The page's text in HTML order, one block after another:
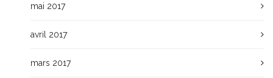
mai 2017
avril 2017
mars 2017